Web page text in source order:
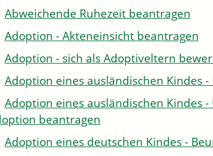
Abweichende Ruhezeit beantragen
Adoption - Akteneinsicht beantragen
Adoption - sich als Adoptiveltern
Adoption eines ausländischen Kindes
Adoption eines ausländischen Kindes
beantragen
Adoption eines deutschen Kindes -